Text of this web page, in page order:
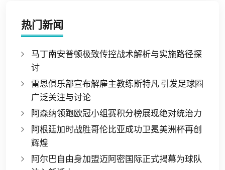
热门新闻
马丁南安普顿极致传控战术解析与实施路径探
讨
雷恩俱乐部宣布解雇主教练斯特凡 引发足球圈
广泛关注与讨论
阿森纳领跑欧冠小组赛积分榜展现绝对统治力
阿根廷加时战胜哥伦比亚成功卫冕美洲杯再创
辉煌
阿尔巴自由身加盟迈阿密国际正式揭幕为球队